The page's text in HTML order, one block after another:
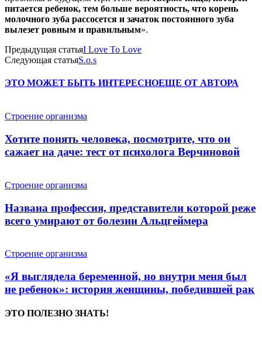
питается ребенок, тем больше вероятность, что корень
молочного зуба рассосется и зачаток постоянного зуба
вылезет ровным и правильным».
Предыдущая статьяI Love To Love
Следующая статьяS.o.s
ЭТО МОЖЕТ БЫТЬ ИНТЕРЕСНОЕЩЕ ОТ АВТОРА
Строение организма
Хотите понять человека, посмотрите, что он
сажает на даче: тест от психолога Верчиновой
Строение организма
Названа профессия, представители которой реже
всего умирают от болезни Альцгеймера
Строение организма
«Я выглядела беременной, но внутри меня был
не ребенок»: история женщины, победившей рак
ЭТО ПОЛЕЗНО ЗНАТЬ!